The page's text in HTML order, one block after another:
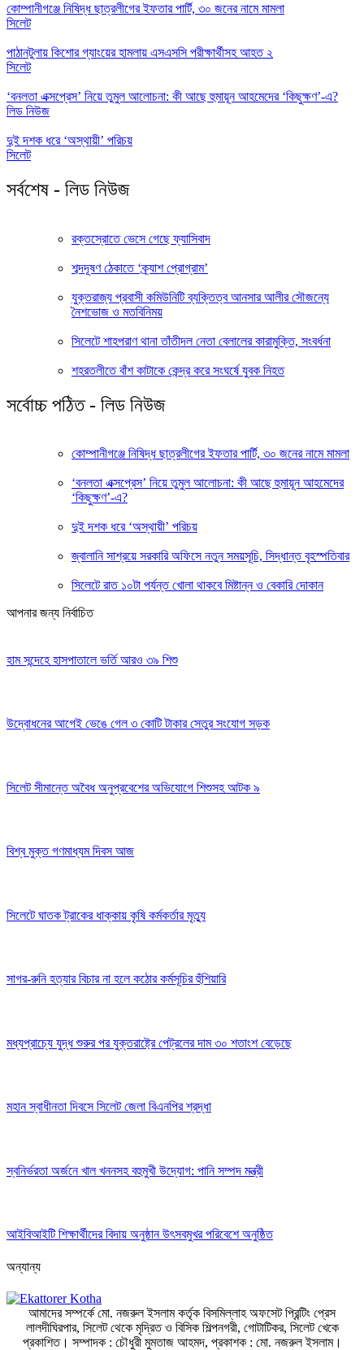
কোম্পানীগঞ্জে নিষিদ্ধ ছাত্রলীগের ইফতার পার্টি, ৩০ জনের নামে মামলা
সিলেট
পাঠানটুলায় কিশোর গ্যাংয়ের হামলায় এসএসসি পরীক্ষার্থীসহ আহত ২
সিলেট
‘বনলতা এক্সপ্রেস’ নিয়ে তুমুল আলোচনা: কী আছে হুমায়ূন আহমেদের ‘কিছুক্ষণ’-এ?
লিড নিউজ
দুই দশক ধরে ‘অস্থায়ী’ পরিচয়
সিলেট
সর্বশেষ - লিড নিউজ
রক্তস্রোতে ভেসে গেছে ফ্যাসিবাদ
শব্দদূষণ ঠেকাতে ‘ক্র্যাশ প্রোগ্রাম’
যুক্তরাজ্য প্রবাসী কমিউনিটি ব্যক্তিত্ব আনসার আলীর সৌজন্যে
নৈশভোজ ও মতবিনিময়
সিলেটে শাহপরাণ থানা তাঁতীদল নেতা বেলালের কারামুক্তি, সংবর্ধনা
শহরতলীতে বাঁশ কাটাকে কেন্দ্র করে সংঘর্ষে যুবক নিহত
সর্বোচ্চ পঠিত - লিড নিউজ
কোম্পানীগঞ্জে নিষিদ্ধ ছাত্রলীগের ইফতার পার্টি, ৩০ জনের নামে মামলা
‘বনলতা এক্সপ্রেস’ নিয়ে তুমুল আলোচনা: কী আছে হুমায়ূন আহমেদের
‘কিছুক্ষণ’-এ?
দুই দশক ধরে ‘অস্থায়ী’ পরিচয়
জ্বালানি সাশ্রয়ে সরকারি অফিসে নতুন সময়সূচি, সিদ্ধান্ত বৃহস্পতিবার
সিলেটে রাত ১০টা পর্যন্ত খোলা থাকবে মিষ্টান্ন ও বেকারি দোকান
আপনার জন্য নির্বাচিত
হাম সন্দেহে হাসপাতালে ভর্তি আরও ৩৯ শিশু
উদ্বোধনের আগেই ভেঙে গেল ৩ কোটি টাকার সেতুর সংযোগ সড়ক
সিলেট সীমান্তে অবৈধ অনুপ্রবেশের অভিযোগে শিশুসহ আটক ৯
বিশ্ব মুক্ত গণমাধ্যম দিবস আজ
সিলেটে ঘাতক ট্রাকের ধাক্কায় কৃষি কর্মকর্তার মৃত্যু
সাগর-রুনি হত্যার বিচার না হলে কঠোর কর্মসূচির হুঁশিয়ারি
মধ্যপ্রাচ্যে যুদ্ধ শুরুর পর যুক্তরাষ্ট্রে পেট্রলের দাম ৩০ শতাংশ বেড়েছে
মহান স্বাধীনতা দিবসে সিলেট জেলা বিএনপির শ্রদ্ধা
স্বনির্ভরতা অর্জনে খাল খননসহ বহুমুখী উদ্যোগ: পানি সম্পদ মন্ত্রী
আইবিআইটি শিক্ষার্থীদের বিদায় অনুষ্ঠান উৎসবমুখর পরিবেশে অনুষ্ঠিত
অন্যান্য
আমাদের সম্পর্কে মো. নজরুল ইসলাম কর্তৃক বিসমিল্লাহ অফসেট প্রিন্টিং প্রেস
লালদীঘিরপার, সিলেট থেকে মৃদ্রিত ও বিসিক শিল্পনগরী, গোটাটিকর, সিলেট খেকে
প্রকাশিত। সম্পাদক : চৌধুরী মুমতাজ আহমদ, প্রকাশক : মো. নজরুল ইসলাম।